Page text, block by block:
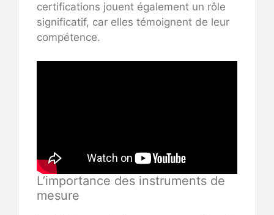
certifications jouent également un rôle
significatif, car elles témoignent de leur
compétence.
L’importance des instruments de
mesure